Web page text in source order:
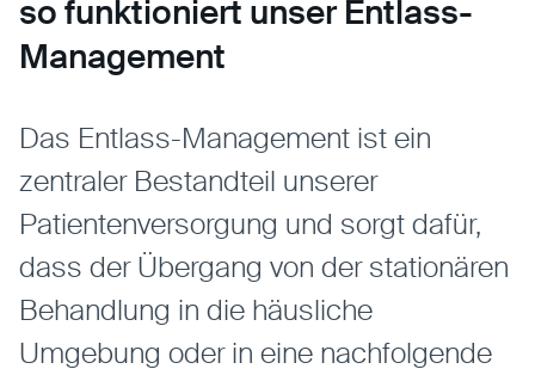
so funktioniert unser Entlass-
Management
Das Entlass-Management ist ein
zentraler Bestandteil unserer
Patientenversorgung und sorgt dafür,
dass der Übergang von der stationären
Behandlung in die häusliche
Umgebung oder in eine nachfolgende
Statistiken
anonym. Diese Informationen helfen uns zu
verstehen, wie unsere Besucher unsere Website
nutzen.
Anbieter:Matomo